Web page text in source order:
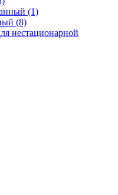
(1)
(8)
нестационарной